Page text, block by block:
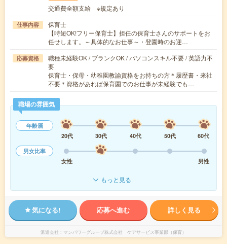
交通費全額支給 ※規定あり
仕事内容
保育士
【時短OK!フリー保育士】担任の保育士さんのサポートをお
任せします。～具体的なお仕事～・登園時のお迎…
応募資格
職種未経験OK / ブランクOK / パソコンスキル不要 / 英語力不
要
保育士・保母・幼稚園教諭資格をお持ちの方＊履歴書・来社
不要＊資格があれば保育園でのお仕事が未経験でも…
職場の雰囲気
年齢層
20代
30代 40代 50代
60代
男女比率
女性
男性
もっと見る
気になる! 応募へ進む 詳しく見る
派遣会社 マンパワーグループ株式会社 ケアサービス事業部（保育）